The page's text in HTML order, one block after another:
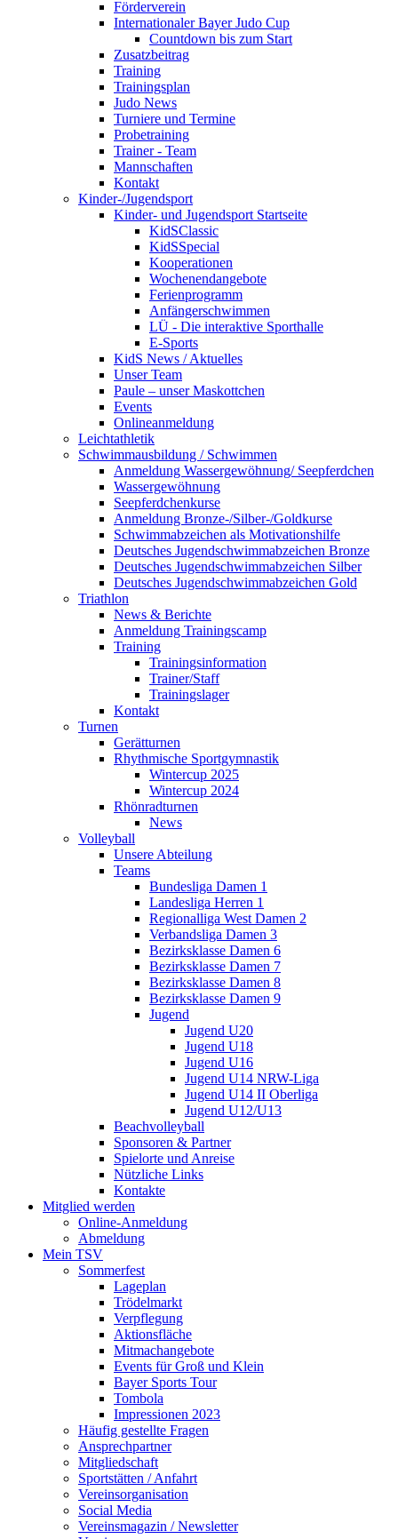
Förderverein
Internationaler Bayer Judo Cup
Countdown bis zum Start
Zusatzbeitrag
Training
Trainingsplan
Judo News
Turniere und Termine
Probetraining
Trainer - Team
Mannschaften
Kontakt
Kinder-/Jugendsport
Kinder- und Jugendsport Startseite
KidSClassic
KidSSpecial
Kooperationen
Wochenendangebote
Ferienprogramm
Anfängerschwimmen
LÜ - Die interaktive Sporthalle
E-Sports
KidS News / Aktuelles
Unser Team
Paule – unser Maskottchen
Events
Onlineanmeldung
Leichtathletik
Schwimmausbildung / Schwimmen
Anmeldung Wassergewöhnung/ Seepferdchen
Wassergewöhnung
Seepferdchenkurse
Anmeldung Bronze-/Silber-/Goldkurse
Schwimmabzeichen als Motivationshilfe
Deutsches Jugendschwimmabzeichen Bronze
Deutsches Jugendschwimmabzeichen Silber
Deutsches Jugendschwimmabzeichen Gold
Triathlon
News & Berichte
Anmeldung Trainingscamp
Training
Trainingsinformation
Trainer/Staff
Trainingslager
Kontakt
Turnen
Gerätturnen
Rhythmische Sportgymnastik
Wintercup 2025
Wintercup 2024
Rhönradturnen
News
Volleyball
Unsere Abteilung
Teams
Bundesliga Damen 1
Landesliga Herren 1
Regionalliga West Damen 2
Verbandsliga Damen 3
Bezirksklasse Damen 6
Bezirksklasse Damen 7
Bezirksklasse Damen 8
Bezirksklasse Damen 9
Jugend
Jugend U20
Jugend U18
Jugend U16
Jugend U14 NRW-Liga
Jugend U14 II Oberliga
Jugend U12/U13
Beachvolleyball
Sponsoren & Partner
Spielorte und Anreise
Nützliche Links
Kontakte
Mitglied werden
Online-Anmeldung
Abmeldung
Mein TSV
Sommerfest
Lageplan
Trödelmarkt
Verpflegung
Aktionsfläche
Mitmachangebote
Events für Groß und Klein
Bayer Sports Tour
Tombola
Impressionen 2023
Häufig gestellte Fragen
Ansprechpartner
Mitgliedschaft
Sportstätten / Anfahrt
Vereinsorganisation
Social Media
Vereinsmagazin / Newsletter